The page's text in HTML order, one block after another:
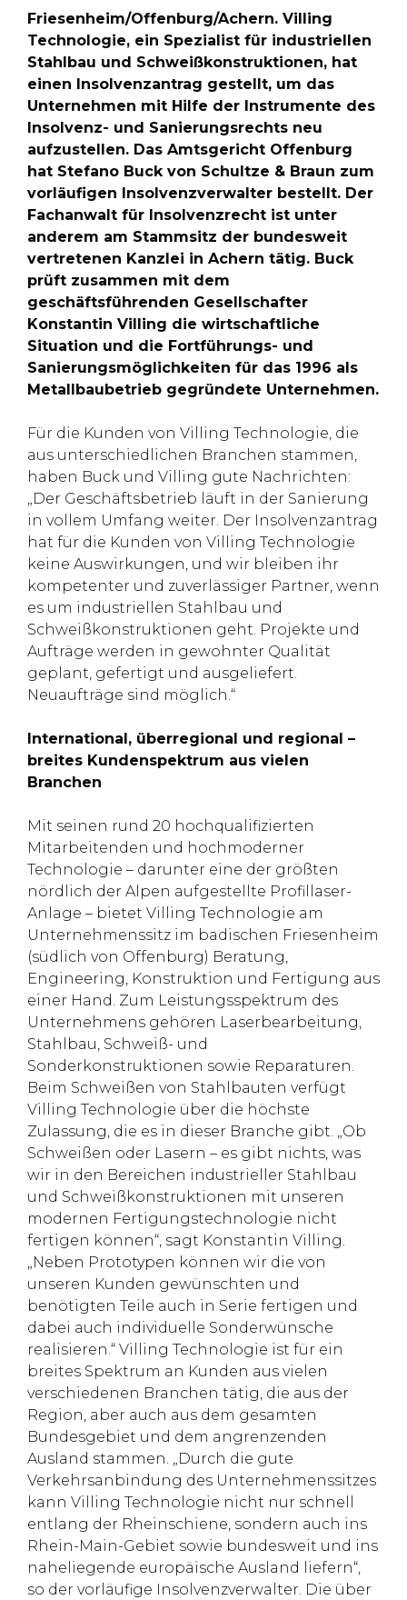
Friesenheim/Offenburg/Achern. Villing
Technologie, ein Spezialist für industriellen
Stahlbau und Schweißkonstruktionen, hat
einen Insolvenzantrag gestellt, um das
Unternehmen mit Hilfe der Instrumente des
Insolvenz- und Sanierungsrechts neu
aufzustellen. Das Amtsgericht Offenburg
hat Stefano Buck von Schultze & Braun zum
vorläufigen Insolvenzverwalter bestellt. Der
Fachanwalt für Insolvenzrecht ist unter
anderem am Stammsitz der bundesweit
vertretenen Kanzlei in Achern tätig. Buck
prüft zusammen mit dem
geschäftsführenden Gesellschafter
Konstantin Villing die wirtschaftliche
Situation und die Fortführungs- und
Sanierungsmöglichkeiten für das 1996 als
Metallbaubetrieb gegründete Unternehmen.
Für die Kunden von Villing Technologie, die
aus unterschiedlichen Branchen stammen,
haben Buck und Villing gute Nachrichten:
„Der Geschäftsbetrieb läuft in der Sanierung
in vollem Umfang weiter. Der Insolvenzantrag
hat für die Kunden von Villing Technologie
keine Auswirkungen, und wir bleiben ihr
kompetenter und zuverlässiger Partner, wenn
es um industriellen Stahlbau und
Schweißkonstruktionen geht. Projekte und
Aufträge werden in gewohnter Qualität
geplant, gefertigt und ausgeliefert.
Neuaufträge sind möglich.“
International, überregional und regional –
breites Kundenspektrum aus vielen
Branchen
Mit seinen rund 20 hochqualifizierten
Mitarbeitenden und hochmoderner
Technologie – darunter eine der größten
nördlich der Alpen aufgestellte Profillaser-
Anlage – bietet Villing Technologie am
Unternehmenssitz im badischen Friesenheim
(südlich von Offenburg) Beratung,
Engineering, Konstruktion und Fertigung aus
einer Hand. Zum Leistungsspektrum des
Unternehmens gehören Laserbearbeitung,
Stahlbau, Schweiß- und
Sonderkonstruktionen sowie Reparaturen.
Beim Schweißen von Stahlbauten verfügt
Villing Technologie über die höchste
Zulassung, die es in dieser Branche gibt. „Ob
Schweißen oder Lasern – es gibt nichts, was
wir in den Bereichen industrieller Stahlbau
und Schweißkonstruktionen mit unseren
modernen Fertigungstechnologie nicht
fertigen können“, sagt Konstantin Villing.
„Neben Prototypen können wir die von
unseren Kunden gewünschten und
benötigten Teile auch in Serie fertigen und
dabei auch individuelle Sonderwünsche
realisieren.“ Villing Technologie ist für ein
breites Spektrum an Kunden aus vielen
verschiedenen Branchen tätig, die aus der
Region, aber auch aus dem gesamten
Bundesgebiet und dem angrenzenden
Ausland stammen. „Durch die gute
Verkehrsanbindung des Unternehmenssitzes
kann Villing Technologie nicht nur schnell
entlang der Rheinschiene, sondern auch ins
Rhein-Main-Gebiet sowie bundesweit und ins
naheliegende europäische Ausland liefern“,
so der vorläufige Insolvenzverwalter. Die über